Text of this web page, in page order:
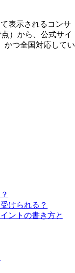
表示されるコンサ
）から、公式サイ
かつ全国対応してい
けられる？
ントの書き方と